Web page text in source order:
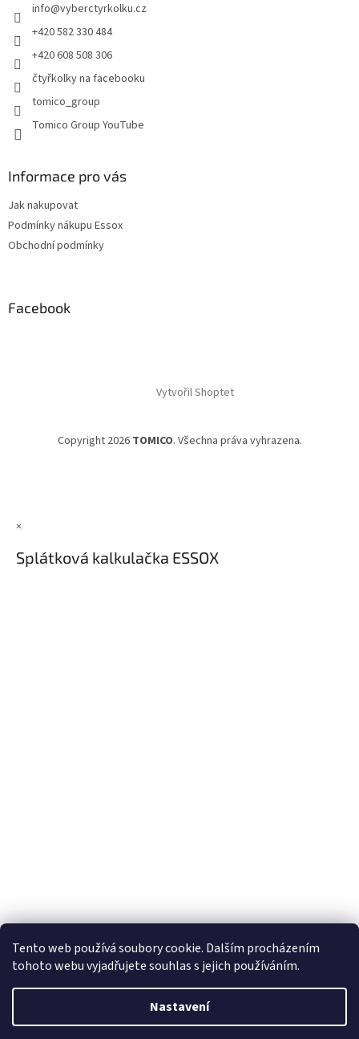
Tento web používá soubory cookie. Dalším procházením
tohoto webu vyjadřujete souhlas s jejich používáním.
Nastavení
info@vyberctyrkolku.cz
+420 582 330 484
+420 608 508 306
čtyřkolky na facebooku
tomico_group
Tomico Group YouTube
Informace pro vás
Jak nakupovat
Podmínky nákupu Essox
Obchodní podmínky
Facebook
Vytvořil Shoptet
Copyright 2026 TOMICO. Všechna práva vyhrazena.
×
Splátková kalkulačka ESSOX